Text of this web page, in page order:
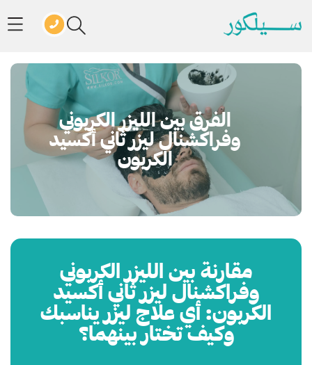
الفرق بين الليزر الكربوني
وفراكشنال ليزر ثاني أكسيد
الكربون
مقارنة بين الليزر الكربوني
وفراكشنال ليزر ثاني أكسيد
الكربون: أي علاج ليزر يناسبك
وكيف تختار بينهما؟